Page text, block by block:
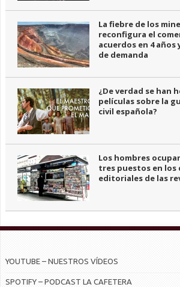
La fiebre de los
reconfigura el
acuerdos en 4 años
de demanda
¿De verdad se han
películas sobre la
civil española?
Los hombres
tres puestos en los
editoriales de las
YOUTUBE – NUESTROS VÍDEOS
SPOTIFY – PODCAST LA CAFETERA